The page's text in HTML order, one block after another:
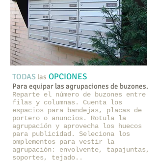
TODAS las OPCIONES
Para equipar las agrupaciones de buzones.
Reparte el número de buzones entre
filas y columnas. Cuenta los
espacios para bandejas, placas de
portero o anuncios. Rotula la
agrupación y aprovecha los huecos
para publicidad. Seleciona los
omplementos para vestir la
agrupación: envolvente, tapajuntas,
soportes, tejado..